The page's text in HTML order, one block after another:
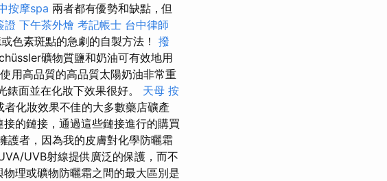
按摩spa 兩者都有優勢和缺點，但
證 下午茶外燴 考記帳士 台中律師
色素斑點的急劇的自製方法！ 撥
礦物質鹽和奶油可有效地用
用高品質的高品質太陽奶油非常重
面並在化妝下效果很好。 天母 按
化妝效果不佳的大多數藥店礦產
的鏈接，通過這些鏈接進行的購買
護者，因為我的皮膚對化學防曬霜
UVB射線提供廣泛的保護，而不
物理或礦物防曬霜之間的最大區別是